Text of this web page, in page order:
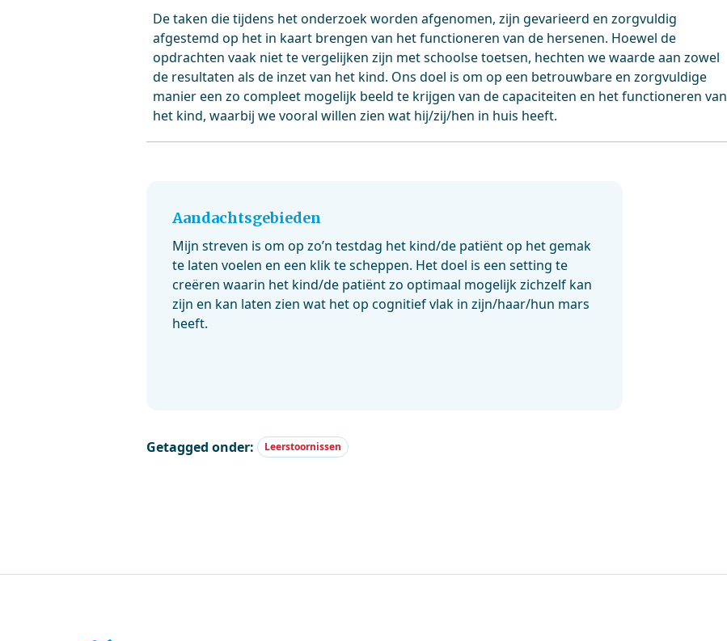
De taken die tijdens het onderzoek worden afgenomen, zijn gevarieerd en zorgvuldig
afgestemd op het in kaart brengen van het functioneren van de hersenen. Hoewel de
opdrachten vaak niet te vergelijken zijn met schoolse toetsen, hechten we waarde aan zowel
de resultaten als de inzet van het kind. Ons doel is om op een betrouwbare en zorgvuldige
manier een zo compleet mogelijk beeld te krijgen van de capaciteiten en het functioneren van
het kind, waarbij we vooral willen zien wat hij/zij/hen in huis heeft.
Aandachtsgebieden
Mijn streven is om op zo’n testdag het kind/de patiënt op het gemak
te laten voelen en een klik te scheppen. Het doel is een setting te
creëren waarin het kind/de patiënt zo optimaal mogelijk zichzelf kan
zijn en kan laten zien wat het op cognitief vlak in zijn/haar/hun mars
heeft.
Getagged onder: Leerstoornissen